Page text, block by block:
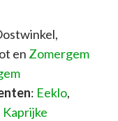
en Zomergem
: Eeklo,
Kaprijke